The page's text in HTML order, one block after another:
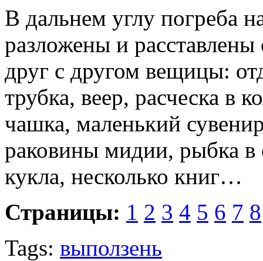
В дальнем углу погреба
разложены и
друг с другом вещицы:
трубка, веер, расческа в
чашка, маленький
раковины мидии, рыбка в
кукла, несколько книг…
Страницы: 1 2 3 4 5 6 7 8
Tags: выползень